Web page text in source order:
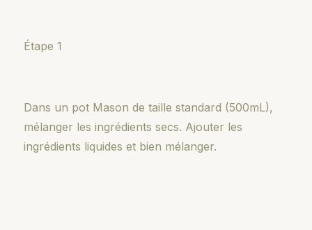
Étape 1
Dans un pot Mason de taille standard (500mL),
mélanger les ingrédients secs. Ajouter les
ingrédients liquides et bien mélanger.